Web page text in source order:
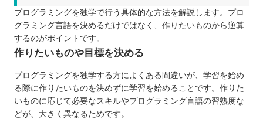
プログラミングを独学で行う具体的な方法を解説します。プロ
グラミング言語を決めるだけではなく、作りたいものから逆算
するのがポイントです。
作りたいものや目標を決める
プログラミングを独学する方によくある間違いが、学習を始め
る際に作りたいものを決めずに学習を始めることです。作りた
いものに応じて必要なスキルやプログラミング言語の習熟度な
どが、大きく異なるためです。